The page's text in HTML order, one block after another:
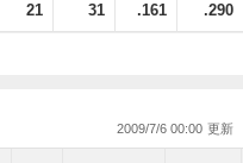
21 31 .161 .290
2009/7/6 00:00